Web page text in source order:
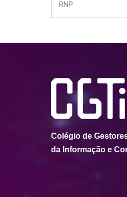
RNP
Colégio de
da Informação e